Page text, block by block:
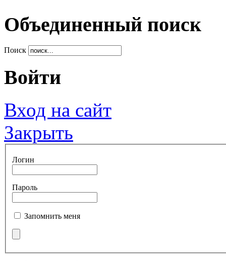
Объединенный поиск
Поиск
Войти
Вход на сайт
Закрыть
Логин
Пароль
Запомнить меня